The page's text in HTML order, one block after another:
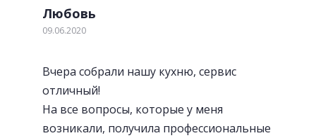
Любовь
09.06.2020
Вчера собрали нашу кухню, сервис
отличный!
На все вопросы, которые у меня
возникали, получила профессиональные